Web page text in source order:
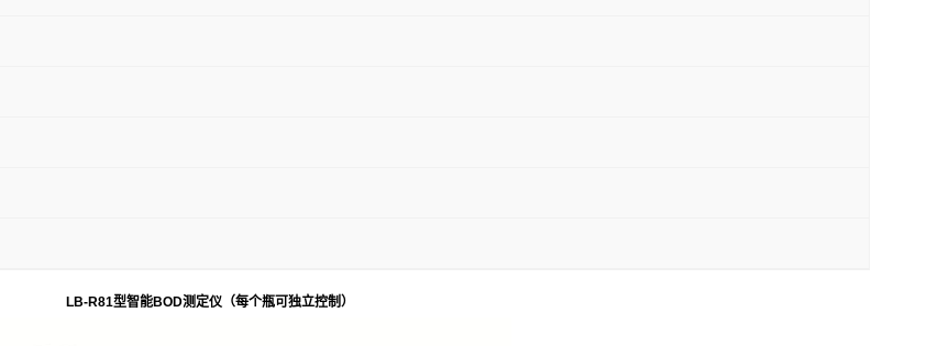
LB-R81型智能BOD测定仪 （每个瓶可独立控制）